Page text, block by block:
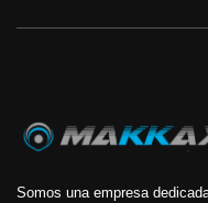
Somos una empresa